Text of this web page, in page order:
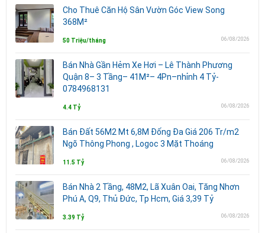
Cho Thuê Căn Hộ Sân Vườn Góc View Song
368M²
50 Triệu/tháng 06/08/2026
Bán Nhà Gần Hẻm Xe Hơi – Lê Thành Phương
Quận 8– 3 Tầng– 41M²– 4Pn–nhỉnh 4 Tỷ-
0784968131
4.4 Tỷ 06/08/2026
Bán Đất 56M2 Mt 6,8M Đống Đa Giá 206 Tr/m2
Ngõ Thông Phong , Logoc 3 Mặt Thoáng
11.5 Tỷ 06/08/2026
Bán Nhà 2 Tầng, 48M2, Lã Xuân Oai, Tăng Nhơn
Phú A, Q9, Thủ Đức, Tp Hcm, Giá 3,39 Tỷ
3.39 Tỷ 06/08/2026